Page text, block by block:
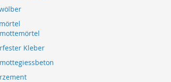
Kleber